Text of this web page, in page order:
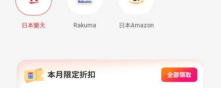
日本樂天 Rakuma 日本Amazon